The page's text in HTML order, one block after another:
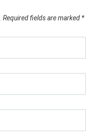
Required fields are marked *